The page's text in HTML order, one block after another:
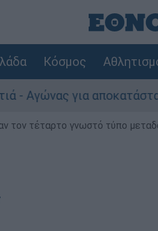
Κόσμος
για αποκατάσταση
τον τέταρτο γνωστό τύπο